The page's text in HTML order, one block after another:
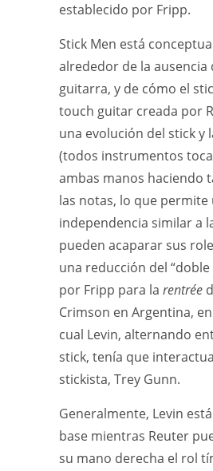
establecido por Fripp.
Stick Men está
alrededor de la ausencia
guitarra, y de cómo el
touch guitar creada por
una evolución del stick y
(todos instrumentos
ambas manos haciendo
las notas, lo que permite
independencia similar a
pueden acaparar sus
una reducción del
por Fripp para la rentrée
Crimson en Argentina,
cual Levin, alternando
stick, tenía que
stickista, Trey Gunn.
Generalmente, Levin
base mientras Reuter
su mano derecha el rol